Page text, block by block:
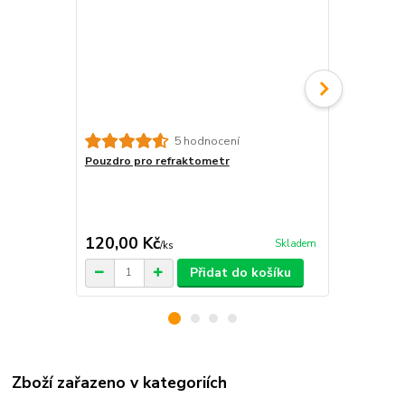
5 hodnocení
Pouzdro pro refraktometr
120,00 Kč/ks Skladem
Přidat do košíku
Zboží zařazeno v kategoriích